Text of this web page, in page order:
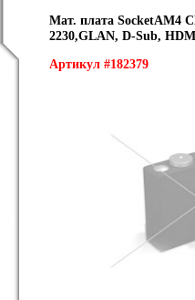
Мат. плата SocketAM4
2230,GLAN, D-Sub,
Артикул #182379